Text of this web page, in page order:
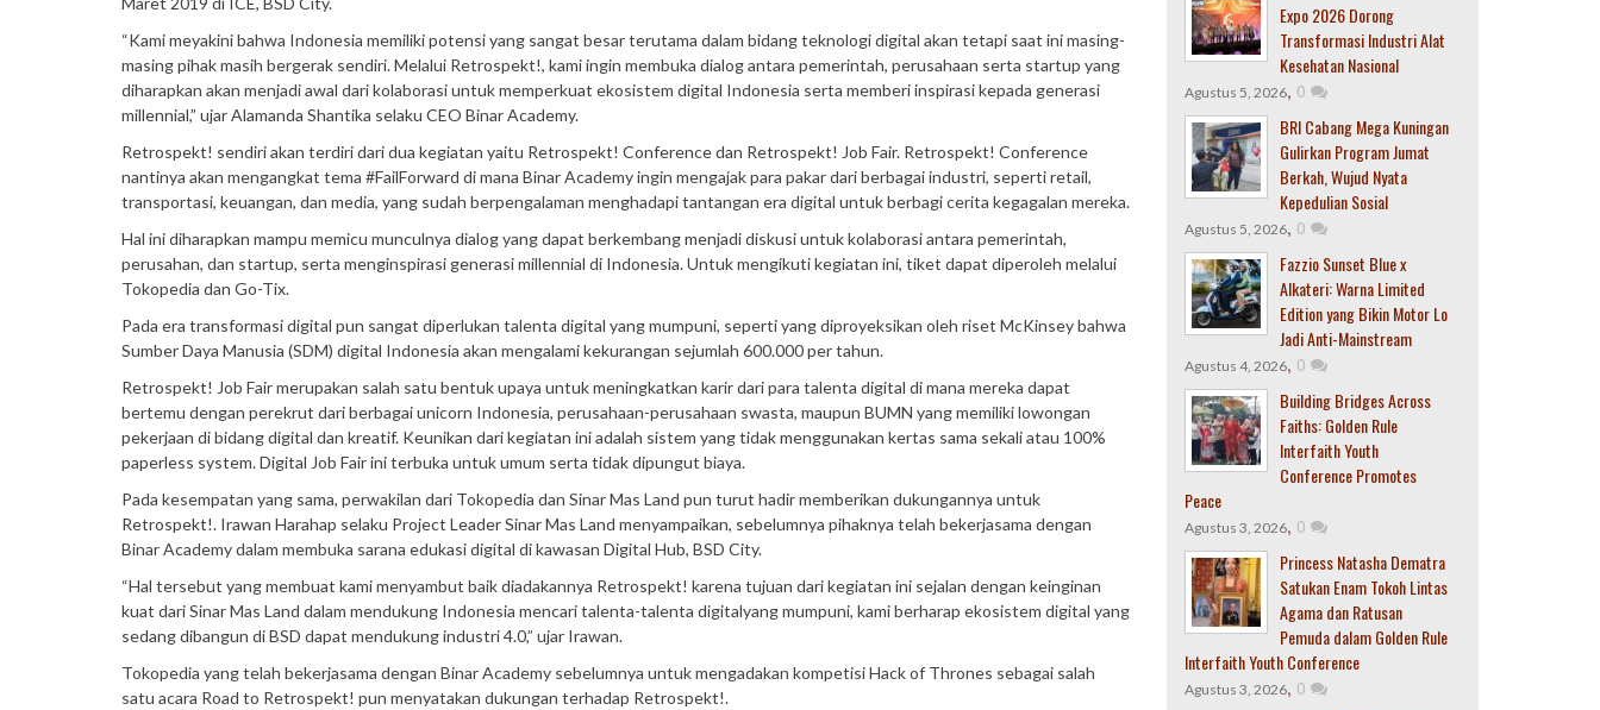
“Kami meyakini bahwa Indonesia memiliki potensi yang sangat besar terutama dalam bidang teknologi digital akan tetapi saat ini masing-
masing pihak masih bergerak sendiri. Melalui Retrospekt!, kami ingin membuka dialog antara pemerintah, perusahaan serta startup yang
diharapkan akan menjadi awal dari kolaborasi untuk memperkuat ekosistem digital Indonesia serta memberi inspirasi kepada generasi
millennial,” ujar Alamanda Shantika selaku CEO Binar Academy.
Retrospekt! sendiri akan terdiri dari dua kegiatan yaitu Retrospekt! Conference dan Retrospekt! Job Fair. Retrospekt! Conference
nantinya akan mengangkat tema #FailForward di mana Binar Academy ingin mengajak para pakar dari berbagai industri, seperti retail,
transportasi, keuangan, dan media, yang sudah berpengalaman menghadapi tantangan era digital untuk berbagi cerita kegagalan mereka.
Hal ini diharapkan mampu memicu munculnya dialog yang dapat berkembang menjadi diskusi untuk kolaborasi antara pemerintah,
perusahan, dan startup, serta menginspirasi generasi millennial di Indonesia. Untuk mengikuti kegiatan ini, tiket dapat diperoleh melalui
Tokopedia dan Go-Tix.
Pada era transformasi digital pun sangat diperlukan talenta digital yang mumpuni, seperti yang diproyeksikan oleh riset McKinsey bahwa
Sumber Daya Manusia (SDM) digital Indonesia akan mengalami kekurangan sejumlah 600.000 per tahun.
Retrospekt! Job Fair merupakan salah satu bentuk upaya untuk meningkatkan karir dari para talenta digital di mana mereka dapat
bertemu dengan perekrut dari berbagai unicorn Indonesia, perusahaan-perusahaan swasta, maupun BUMN yang memiliki lowongan
pekerjaan di bidang digital dan kreatif. Keunikan dari kegiatan ini adalah sistem yang tidak menggunakan kertas sama sekali atau 100%
paperless system. Digital Job Fair ini terbuka untuk umum serta tidak dipungut biaya.
Pada kesempatan yang sama, perwakilan dari Tokopedia dan Sinar Mas Land pun turut hadir memberikan dukungannya untuk
Retrospekt!. Irawan Harahap selaku Project Leader Sinar Mas Land menyampaikan, sebelumnya pihaknya telah bekerjasama dengan
Binar Academy dalam membuka sarana edukasi digital di kawasan Digital Hub, BSD City.
“Hal tersebut yang membuat kami menyambut baik diadakannya Retrospekt! karena tujuan dari kegiatan ini sejalan dengan keinginan
kuat dari Sinar Mas Land dalam mendukung Indonesia mencari talenta-talenta digitalyang mumpuni, kami berharap ekosistem digital yang
sedang dibangun di BSD dapat mendukung industri 4.0,” ujar Irawan.
Tokopedia yang telah bekerjasama dengan Binar Academy sebelumnya untuk mengadakan kompetisi Hack of Thrones sebagai salah
satu acara Road to Retrospekt! pun menyatakan dukungan terhadap Retrospekt!.
Expo 2026 Dorong
Transformasi Industri Alat
Kesehatan Nasional
Agustus 5, 2026, 0
BRI Cabang Mega Kuningan
Gulirkan Program Jumat
Berkah, Wujud Nyata
Kepedulian Sosial
Agustus 5, 2026, 0
Fazzio Sunset Blue x
Alkateri: Warna Limited
Edition yang Bikin Motor Lo
Jadi Anti-Mainstream
Agustus 4, 2026, 0
Building Bridges Across
Faiths: Golden Rule
Interfaith Youth
Conference Promotes
Peace
Agustus 3, 2026, 0
Princess Natasha Dematra
Satukan Enam Tokoh Lintas
Agama dan Ratusan
Pemuda dalam Golden Rule
Interfaith Youth Conference
Agustus 3, 2026, 0